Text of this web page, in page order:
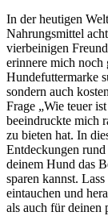
In der ‍heutigen
Nahrungsmittel
vierbeinigen
erinnere mich ‌noch
Hundefuttermarke
sondern auch
Frage‌ „Wie teuer
beeindruckte mich
zu ​bieten hat. In
Entdeckungen⁤
deinem Hund‍ das
sparen kannst.
eintauchen und
als auch für deinen